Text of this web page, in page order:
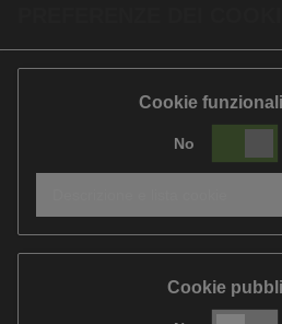
Cookie funzionali
No
Cookie